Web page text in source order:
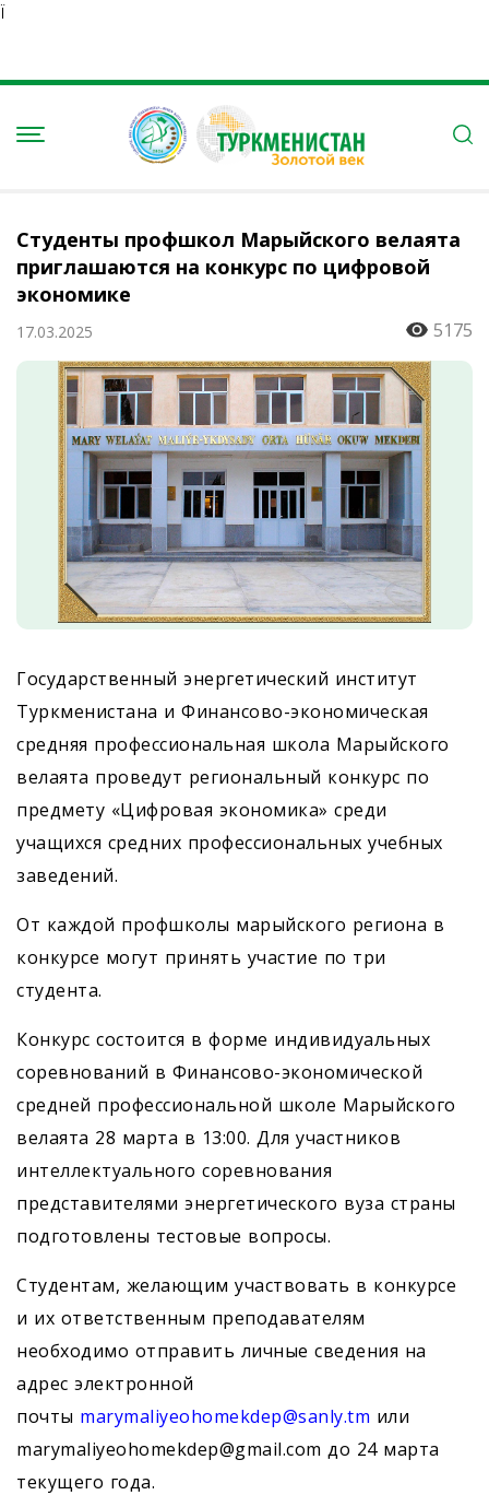
Ï
Студенты профшкол Марыйского велаята
приглашаются на конкурс по цифровой
экономике
17.03.2025 5175
Государственный энергетический институт
Туркменистана и Финансово-экономическая
средняя профессиональная школа Марыйского
велаята проведут региональный конкурс по
предмету «Цифровая экономика» среди
учащихся средних профессиональных учебных
заведений.
От каждой профшколы марыйского региона в
конкурсе могут принять участие по три
студента.
Конкурс состоится в форме индивидуальных
соревнований в Финансово-экономической
средней профессиональной школе Марыйского
велаята 28 марта в 13:00. Для участников
интеллектуального соревнования
представителями энергетического вуза страны
подготовлены тестовые вопросы.
Студентам, желающим участвовать в конкурсе
и их ответственным преподавателям
необходимо отправить личные сведения на
адрес электронной
почты marymaliyeohomekdep@sanly.tm или
marymaliyeohomekdep@gmail.com до 24 марта
текущего года.